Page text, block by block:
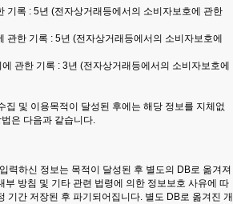
기록 : 5년 (전자상거래등에서의 소비자보호에 관한
관한 기록 : 5년 (전자상거래등에서의 소비자보호에
관한 기록 : 3년 (전자상거래등에서의 소비자보호에
집 및 이용목적이 달성된 후에는 해당 정보를 지체없
은 다음과 같습니다.
력하신 정보는 목적이 달성된 후 별도의 DB로 옮겨져
부 방침 및 기타 관련 법령에 의한 정보보호 사유에 따
기간 저장된 후 파기되어집니다. 별도 DB로 옮겨진 개